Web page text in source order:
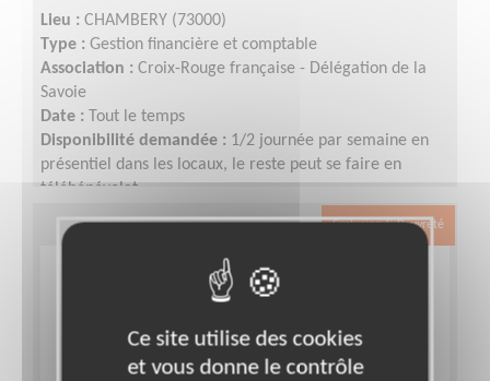
Lieu : CHAMBERY (73000)
Type : Gestion financière et comptable
Association : Croix-Rouge française - Délégation de la
Savoie
Date : Tout le temps
Disponibilité demandée : 1/2 journée par semaine en
présentiel dans les locaux, le reste peut se faire en
télébénévolat.
Exclusion & Pauvreté
Ce site utilise des cookies
et vous donne le contrôle